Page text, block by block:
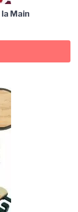
la Main